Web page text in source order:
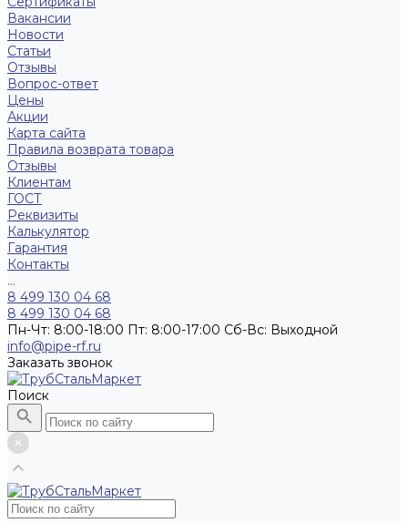
Вакансии
Новости
Статьи
Отзывы
Вопрос-ответ
Цены
Акции
Карта сайта
Правила возврата товара
Отзывы
Клиентам
ГОСТ
Реквизиты
Калькулятор
Гарантия
Контакты
...
8 499 130 04 68
8 499 130 04 68
Пн-Чт: 8:00-18:00 Пт: 8:00-17:00 Сб-Вс: Выходной
info@pipe-rf.ru
Заказать звонок
Поиск